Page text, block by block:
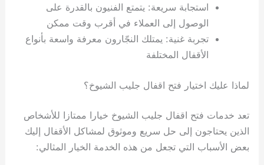
استجابة سريعة: يتمتع الفنيون بالقدرة على
الوصول إلى العملاء في أقرب وقت ممكن
تجربة غنية: يمتلك النجّارون معرفة واسعة بأنواع
الأقفال المختلفة
لماذا عليك اختيار فتح اقفال جليب الشيوخ؟
تعد خدمات فتح اقفال جليب الشيوخ خيارا ممتازا للأشخاص
الذين يحتاجون إلى حل سريع وموثوق لمشاكل الأقفال إليك
بعض الأسباب التي تجعل من هذه الخدمة الخيار المثالي: